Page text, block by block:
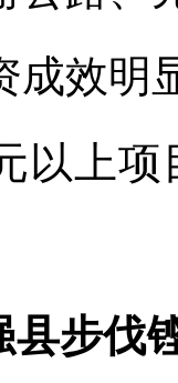
成效明
以上项
县步伐